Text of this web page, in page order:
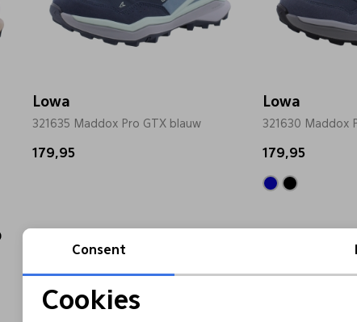
Lowa
321635 Maddox Pro GTX blauw
179,95
Lowa
321630 Maddox
179,95
Noodzakelijke cookies
Consent
Cookies